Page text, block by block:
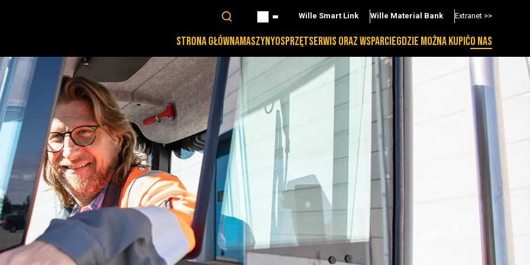
Wille Smart Link Wille Material Bank Extranet >>
STRONA GŁÓWNAMASZYNYOSPRZĘTSERWIS ORAZ WSPARCIEGDZIE MOŻNA KUPIĆO NAS